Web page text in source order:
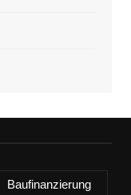
Baufinanzierung